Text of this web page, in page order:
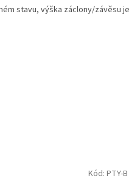
stavu, výška záclony/závěsu je
Kód: PTY-B